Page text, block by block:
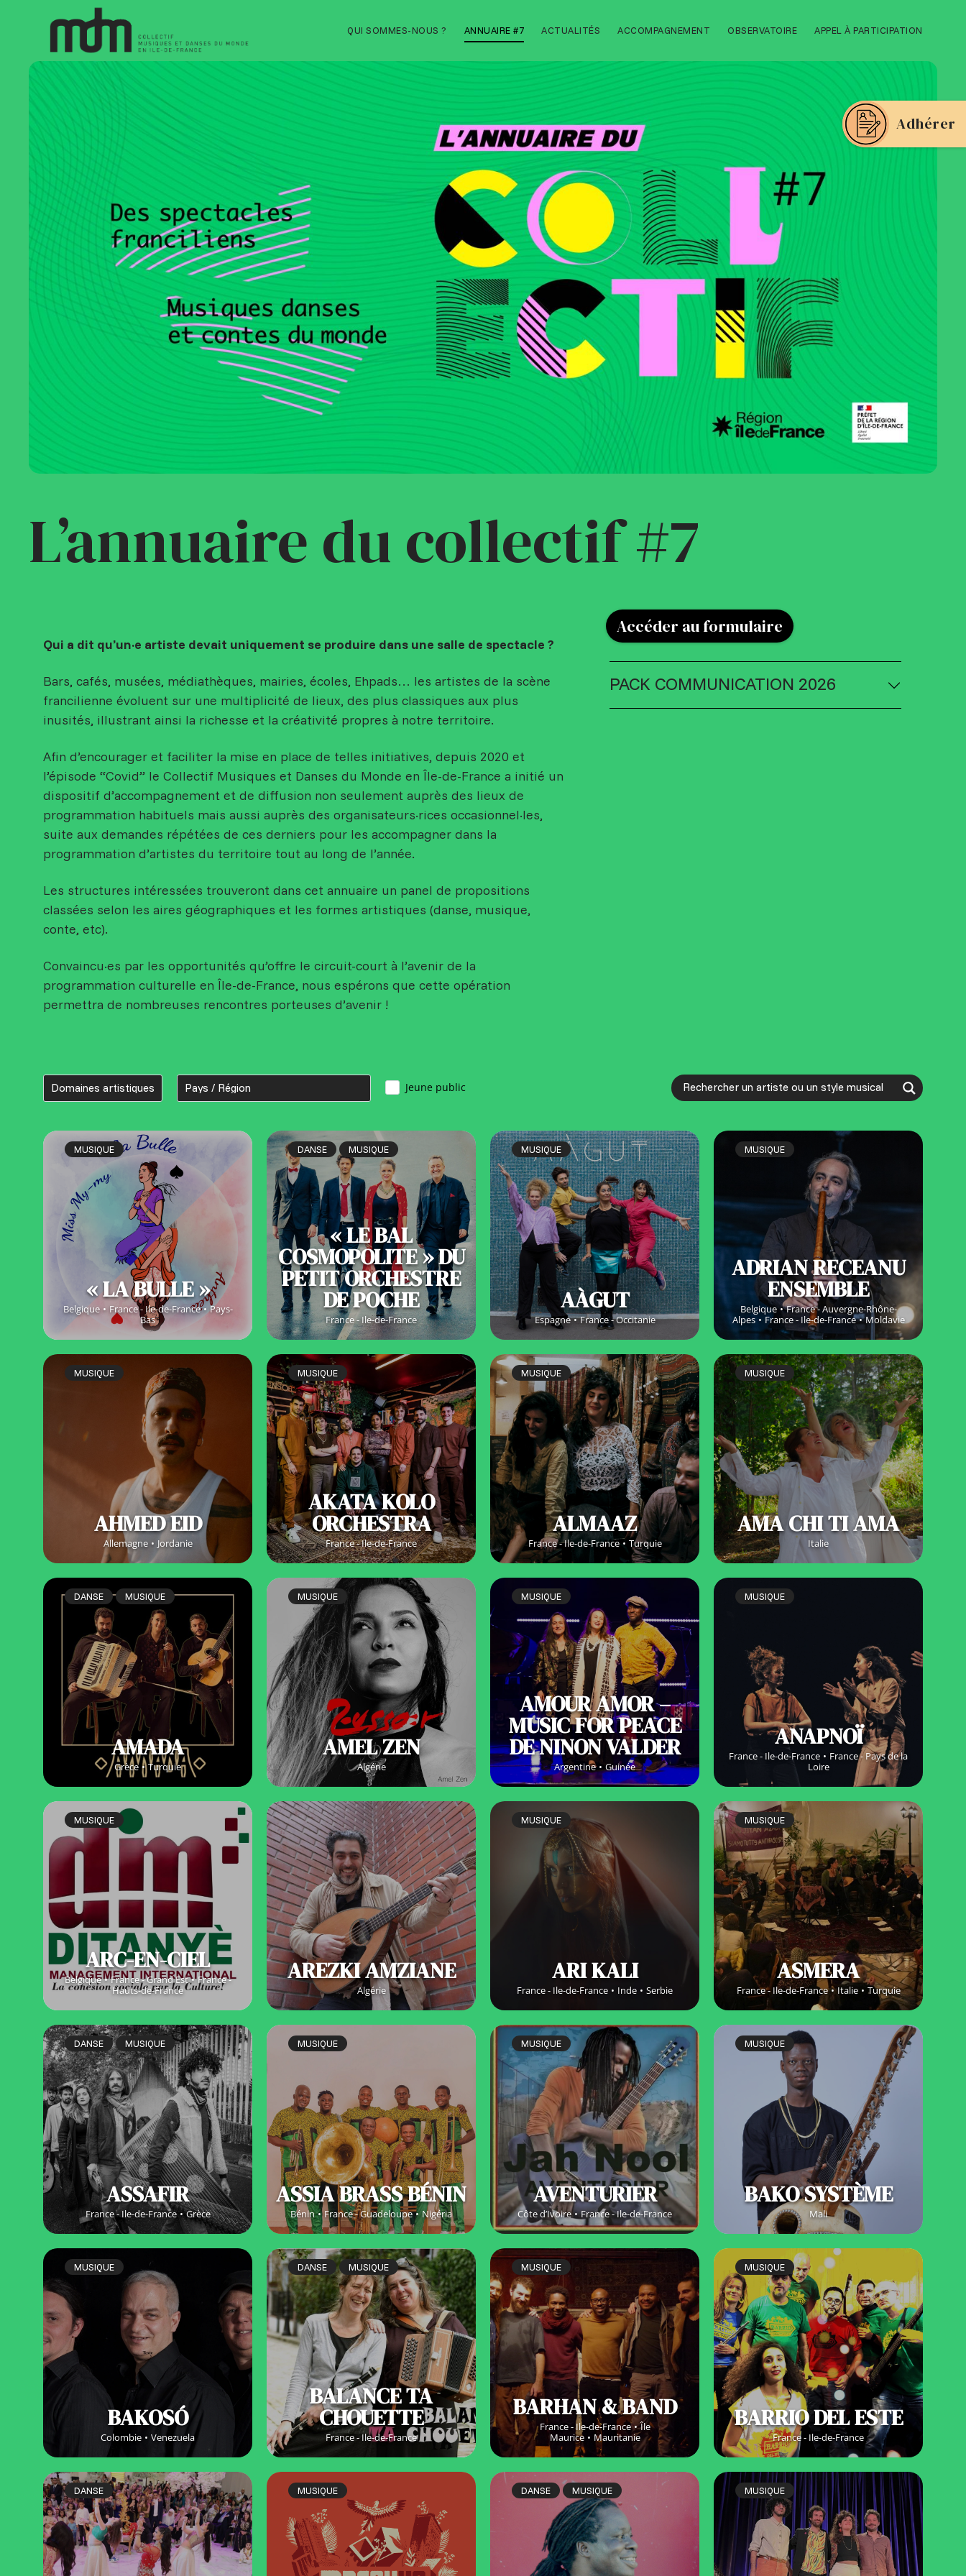
Aller
au
QUI SOMMES-NOUS ? ANNUAIRE #7 ACTUALITÉS ACCOMPAGNEMENT OBSERVATOIRE APPEL À PARTICIPATION
Adhérer
L’annuaire du collectif #7
Qui a dit qu’un·e artiste devait uniquement se produire dans une salle de spectacle ?
Bars, cafés, musées, médiathèques, mairies, écoles, Ehpads… les artistes de la scène
francilienne évoluent sur une multiplicité de lieux, des plus classiques aux plus
inusités, illustrant ainsi la richesse et la créativité propres à notre territoire.
Afin d’encourager et faciliter la mise en place de telles initiatives, depuis 2020 et
l’épisode “Covid” le Collectif Musiques et Danses du Monde en Île-de-France a initié un
dispositif d’accompagnement et de diffusion non seulement auprès des lieux de
programmation habituels mais aussi auprès des organisateurs·rices occasionnel·les,
suite aux demandes répétées de ces derniers pour les accompagner dans la
programmation d’artistes du territoire tout au long de l’année.
Les structures intéressées trouveront dans cet annuaire un panel de propositions
classées selon les aires géographiques et les formes artistiques (danse, musique,
conte, etc).
Convaincu·es par les opportunités qu’offre le circuit-court à l’avenir de la
programmation culturelle en Île-de-France, nous espérons que cette opération
permettra de nombreuses rencontres porteuses d’avenir !
Accéder au formulaire
PACK COMMUNICATION 2026
Jeune public
MUSIQUE
« LA BULLE »
Belgique France - Ile-de-France
Pays-
Bas
DANSE MUSIQUE
« LE BAL
COSMOPOLITE » DU
PETIT ORCHESTRE
DE POCHE
France - Ile-de-France
MUSIQUE
AÀGUT
Espagne France - Occitanie
MUSIQUE
ADRIAN RECEANU
ENSEMBLE
Belgique
France - Auvergne-Rhône-
Alpes
France - Ile-de-France Moldavie
MUSIQUE
AHMED EID
Allemagne Jordanie
MUSIQUE
AKATA KOLO
ORCHESTRA
France - Ile-de-France
MUSIQUE
ALMAAZ
France - Ile-de-France Turquie
MUSIQUE
AMA CHI TI AMA
Italie
DANSE MUSIQUE
AMADA
Grèce Turquie
MUSIQUE
AMEL ZEN
Algérie
MUSIQUE
AMOUR AMOR –
MUSIC FOR PEACE
DE NINON VALDER
Argentine Guinée
MUSIQUE
ANAPNOÏ
France - Ile-de-France
France - Pays de la
Loire
MUSIQUE
ARC-EN-CIEL
Belgique France - Grand Est
France -
Hauts-de-France
AREZKI AMZIANE
Algérie
MUSIQUE
ARI KALI
France - Ile-de-France Inde Serbie
MUSIQUE
ASMERA
France - Ile-de-France Italie Turquie
DANSE MUSIQUE
ASSAFIR
France - Ile-de-France Grèce
MUSIQUE
ASSIA BRASS BÉNIN
Bénin France - Guadeloupe Nigéria
MUSIQUE
AVENTURIER
Côte d’Ivoire France - Ile-de-France
MUSIQUE
BAKO SYSTÈME
Mali
MUSIQUE
BAKOSÓ
Colombie Venezuela
DANSE MUSIQUE
BALANCE TA
CHOUETTE
France - Ile-de-France
MUSIQUE
BARHAN & BAND
France - Ile-de-France
Île
Maurice
Mauritanie
MUSIQUE
BARRIO DEL ESTE
France - Ile-de-France
DANSE MUSIQUE DANSE MUSIQUE MUSIQUE